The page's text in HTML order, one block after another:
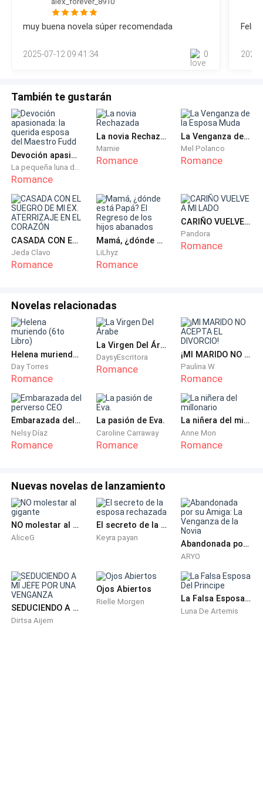
Después de ducharme y deshacerme de la evidencia, me
quedé en la cama esperando que regresaran, pero no lo
hicieron y me quedé dormido. Me alegro de que haya
para pr
muy buena novela súper recomendada
2025-07-12 09:41:34 0
También te gustarán
Devoción apasionada: la querida esposa del Maestro Fudd
La pequeña luna del occidente
Romance
La novia Rechazada
Marnie
Romance
La Venganza de la Esposa Muda
Mel Polanco
Romance
CASADA CON EL SUEGRO DE MI EX. ATERRIZAJE EN EL CORAZÓN
Jeda Clavo
Romance
Mamá, ¿dónde está Papá? El Regreso de los hijos abanados
LiLhyz
Romance
CARIÑO VUELVE A MI LADO
Pandora
Romance
Novelas relacionadas
Helena muriendo (6to Libro)
Day Torres
Romance
La Virgen Del Árabe
DaysyEscritora
Romance
¡MI MARIDO NO ACEPTA EL DIVORCIO!
Paulina W
Romance
Embarazada del perverso CEO
Nelsy Díaz
Romance
La pasión de Eva.
Caroline Carraway
Romance
La niñera del millonario
Anne Mon
Romance
Nuevas novelas de lanzamiento
NO molestar al gigante
AliceG
El secreto de la esposa rechazada
Keyra payan
Abandonada por su Amiga: La Venganza de la Novia
ARYO
SEDUCIENDO A MI JEFE POR UNA VENGANZA
Dirtsa Aijem
Ojos Abiertos
Rielle Morgen La Falsa Esposa Del Principe
Luna De Artemis